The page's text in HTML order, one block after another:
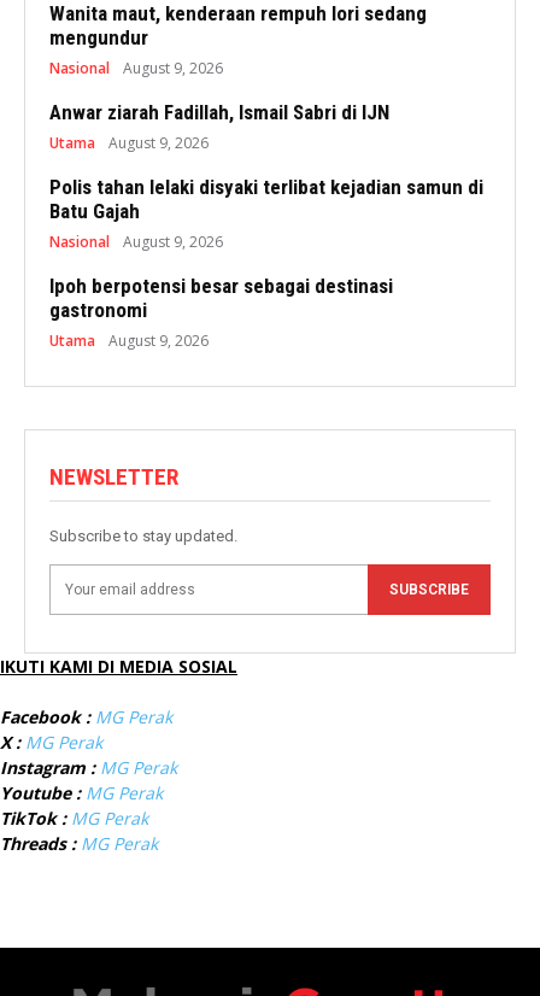
Wanita maut, kenderaan rempuh lori sedang
mengundur
Nasional August 9, 2026
Anwar ziarah Fadillah, Ismail Sabri di IJN
Utama August 9, 2026
Polis tahan lelaki disyaki terlibat kejadian samun di
Batu Gajah
Nasional August 9, 2026
Ipoh berpotensi besar sebagai destinasi
gastronomi
Utama August 9, 2026
NEWSLETTER
Subscribe to stay updated.
SUBSCRIBE
IKUTI KAMI DI MEDIA SOSIAL
Facebook : MG Perak
X : MG Perak
Instagram : MG Perak
Youtube : MG Perak
TikTok : MG Perak
Threads : MG Perak